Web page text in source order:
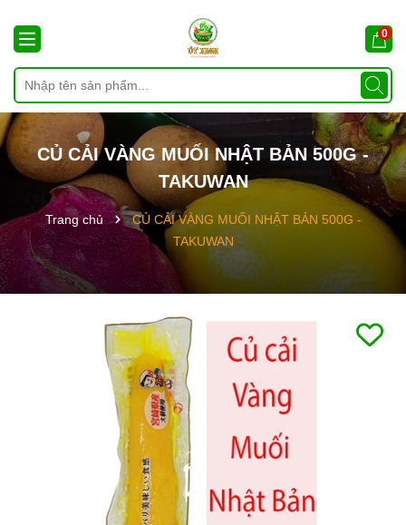
0
CỦ CẢI VÀNG MUỐI NHẬT BẢN 500G -
TAKUWAN
Trang chủ
CỦ CẢI VÀNG MUỐI NHẬT BẢN 500G -
TAKUWAN